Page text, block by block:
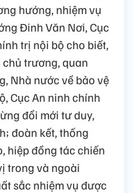
hướng, nhiệm vụ
Đinh Văn Nơi, Cục
trị nội bộ cho biết,
trương, quan
Nhà nước về bảo vệ
Cục An ninh chính
đổi mới tư duy,
đoàn kết, thống
hiệp đồng tác chiến
trong và ngoài
sắc nhiệm vụ được